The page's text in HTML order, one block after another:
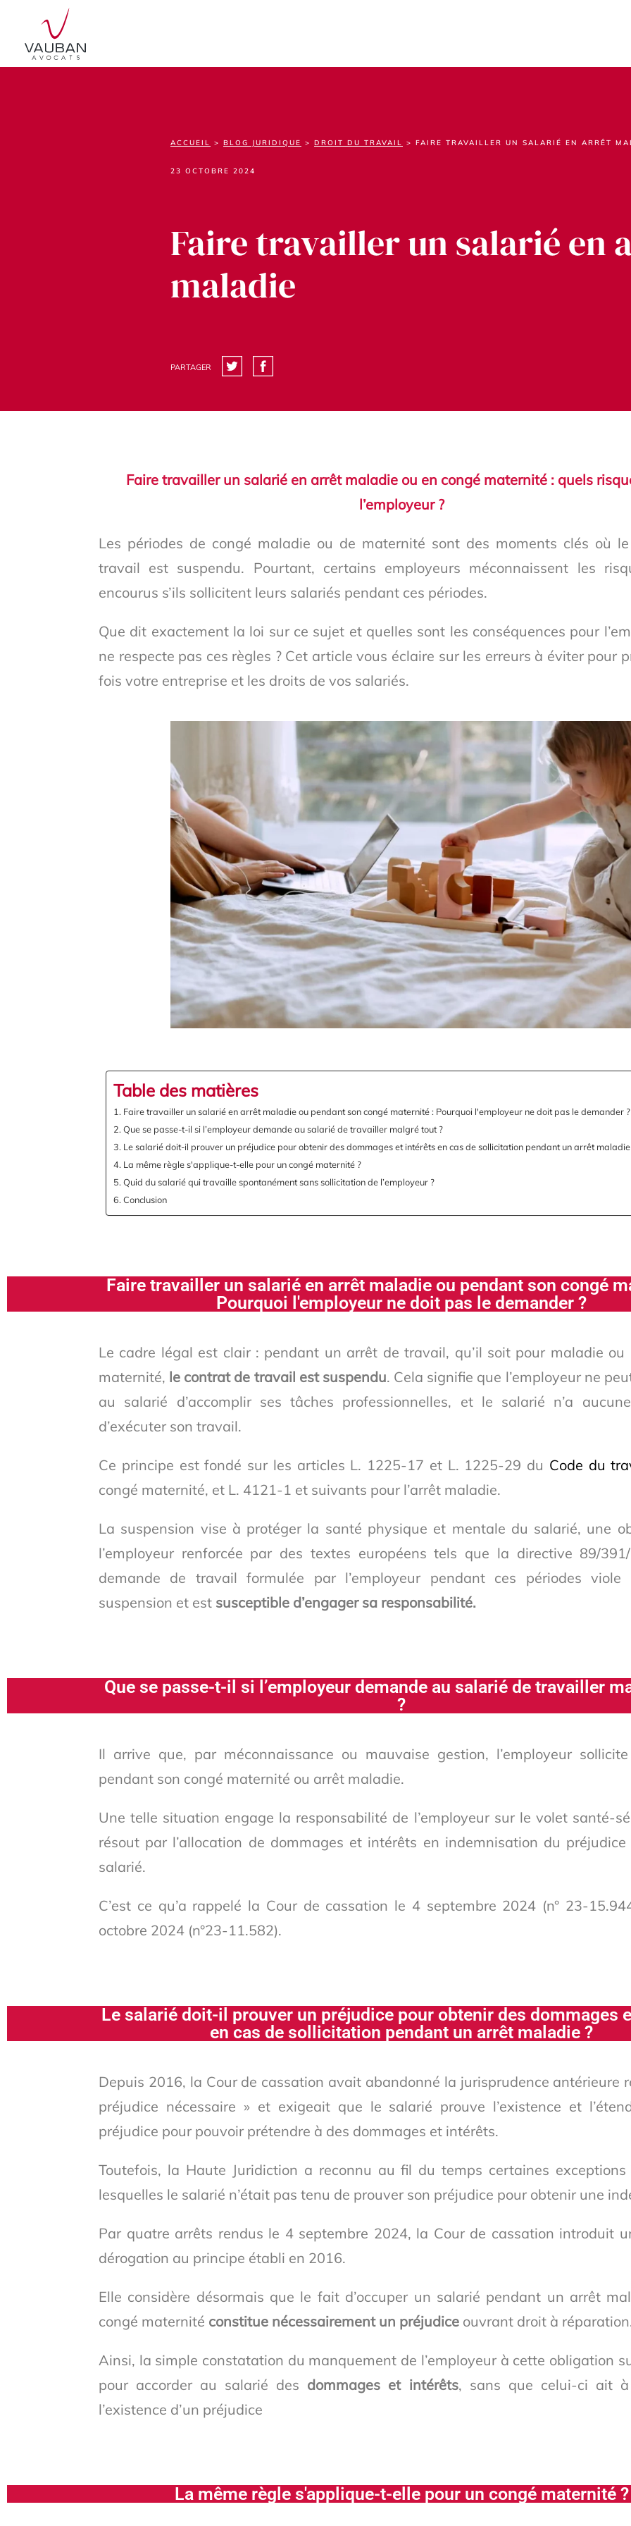
ACCUEIL > BLOG JURIDIQUE > DROIT DU TRAVAIL > FAIRE TRAVAILLER UN SALARIÉ EN ARRÊT
23 OCTOBRE 2024
Faire travailler un salarié en
maladie
PARTAGER
Faire travailler un salarié en arrêt maladie ou en congé maternité : quels
l’employeur ?
Les périodes de congé maladie ou de maternité sont des moments clés où
travail est suspendu. Pourtant, certains employeurs méconnaissent les
encourus s’ils sollicitent leurs salariés pendant ces périodes.
Que dit exactement la loi sur ce sujet et quelles sont les conséquences pour
ne respecte pas ces règles ? Cet article vous éclaire sur les erreurs à éviter pour
fois votre entreprise et les droits de vos salariés.
Table des matières
Faire travailler un salarié en arrêt maladie ou pendant son congé maternité : Pourquoi l'employeur ne doit pas le demander ?
Que se passe-t-il si l’employeur demande au salarié de travailler malgré tout ?
Le salarié doit-il prouver un préjudice pour obtenir des dommages et intérêts en cas de sollicitation pendant un arrêt maladie
La même règle s'applique-t-elle pour un congé maternité ?
Quid du salarié qui travaille spontanément sans sollicitation de l’employeur ?
Conclusion
Faire travailler un salarié en arrêt maladie ou pendant son congé
Pourquoi l'employeur ne doit pas le demander ?
Le cadre légal est clair : pendant un arrêt de travail, qu’il soit pour maladie ou
maternité, le contrat de travail est suspendu. Cela signifie que l’employeur ne
au salarié d’accomplir ses tâches professionnelles, et le salarié n’a
d’exécuter son travail.
Ce principe est fondé sur les articles L. 1225-17 et L. 1225-29 du Code du
congé maternité, et L. 4121-1 et suivants pour l’arrêt maladie.
La suspension vise à protéger la santé physique et mentale du salarié, une
l’employeur renforcée par des textes européens tels que la directive 89/391/
demande de travail formulée par l’employeur pendant ces périodes viole
suspension et est susceptible d’engager sa responsabilité.
Que se passe-t-il si l’employeur demande au salarié de travailler
?
Il arrive que, par méconnaissance ou mauvaise gestion, l’employeur
pendant son congé maternité ou arrêt maladie.
Une telle situation engage la responsabilité de l’employeur sur le volet santé-
résout par l’allocation de dommages et intérêts en indemnisation du
salarié.
C’est ce qu’a rappelé la Cour de cassation le 4 septembre 2024 (n° 23-
octobre 2024 (n°23-11.582).
Le salarié doit-il prouver un préjudice pour obtenir des dommages
en cas de sollicitation pendant un arrêt maladie ?
Depuis 2016, la Cour de cassation avait abandonné la jurisprudence antérieure
préjudice nécessaire » et exigeait que le salarié prouve l’existence et
préjudice pour pouvoir prétendre à des dommages et intérêts.
Toutefois, la Haute Juridiction a reconnu au fil du temps certaines
lesquelles le salarié n’était pas tenu de prouver son préjudice pour obtenir une
Par quatre arrêts rendus le 4 septembre 2024, la Cour de cassation introduit
dérogation au principe établi en 2016.
Elle considère désormais que le fait d’occuper un salarié pendant un arrêt
congé maternité constitue nécessairement un préjudice ouvrant droit à
Ainsi, la simple constatation du manquement de l’employeur à cette obligation
pour accorder au salarié des dommages et intérêts, sans que celui-ci ait à
l’existence d’un préjudice
La même règle s'applique-t-elle pour un congé maternité ?